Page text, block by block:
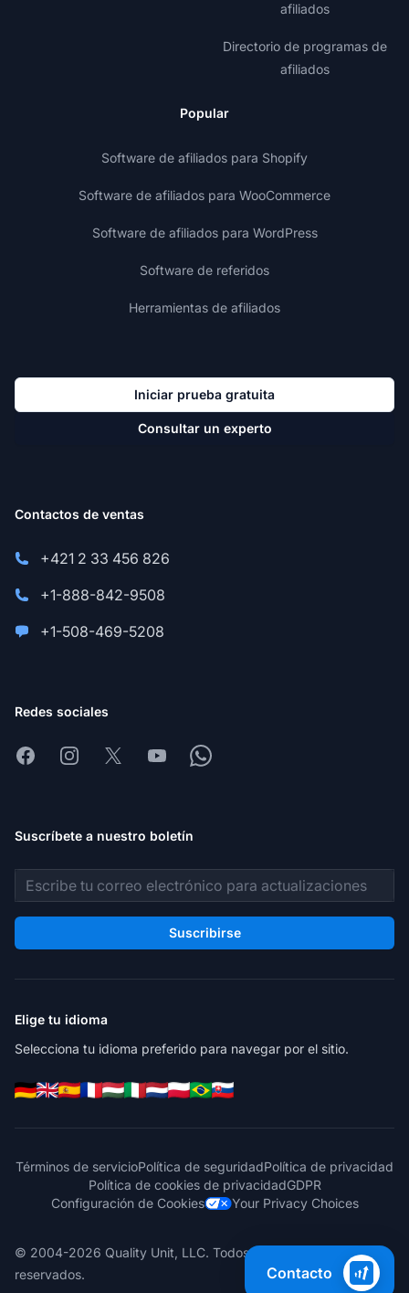
afiliados
Directorio de programas de
afiliados
Popular
Software de afiliados para Shopify
Software de afiliados para WooCommerce
Software de afiliados para WordPress
Software de referidos
Herramientas de afiliados
Iniciar prueba gratuita
Consultar un experto
Contactos de ventas
+421 2 33 456 826
+1-888-842-9508
+1-508-469-5208
Redes sociales
FacebookInstagram
X YoutubeWhatsapp
Suscríbete a nuestro boletín
Dirección de correo electrónico
Suscribirse
Elige tu idioma
Selecciona tu idioma preferido para navegar por el sitio.
Términos de servicioPolítica de seguridadPolítica de privacidad
Política de cookies de privacidadGDPR
Configuración de Cookies
Your Privacy Choices
© 2004-2026 Quality Unit, LLC. Todos los derechos
reservados.
Contacto